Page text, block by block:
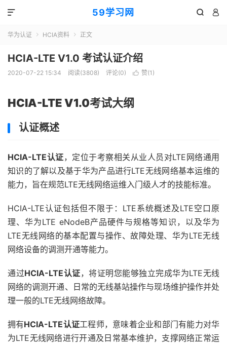
59学习网  

华为认证  HCIA资料  正文
HCIA-LTE V1.0 考试认证介绍
2020-07-22 15:34 阅读(3808) 评论(0)  赞(1 )
HCIA-LTE V1.0考试大纲
认证概述
HCIA-LTE认证，定位于考察相关从业人员对LTE网络通用
知识的了解以及基于华为产品进行LTE无线网络基本运维的
能力，旨在规范LTE无线网络运维入门级人才的技能标准。
HCIA-LTE认证包括但不限于：LTE系统概述及LTE空口原
理、华为LTE eNodeB产品硬件与规格等知识，以及华为
LTE无线网络的基本配置与操作、故障处理、华为LTE无线
网络设备的调测开通等能力。
通过HCIA-LTE认证，将证明您能够独立完成华为LTE无线
网络的调测开通、日常的无线基站操作与现场维护操作并处
理一般的LTE无线网络故障。
拥有HCIA-LTE认证工程师，意味着企业和部门有能力对华
为LTE无线网络进行开通及日常基本维护，支撑网络正常运